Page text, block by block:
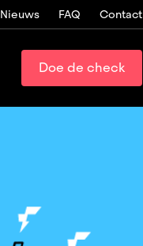
Nieuws FAQ Contact
Doe de check